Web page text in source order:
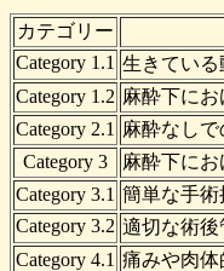
カテゴリー
Category 1.1 生きてい
Category 1.2 麻酔下に
Category 2.1 麻酔なし
Category 3
麻酔下に
Category 3.1 簡単な手術
Category 3.2 適切な術
Category 4.1 痛みや肉体